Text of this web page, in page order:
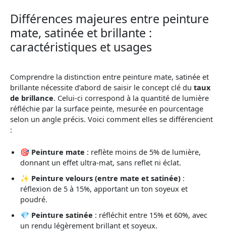
Différences majeures entre peinture
mate, satinée et brillante :
caractéristiques et usages
Comprendre la distinction entre peinture mate, satinée et
brillante nécessite d’abord de saisir le concept clé du taux
de brillance. Celui-ci correspond à la quantité de lumière
réfléchie par la surface peinte, mesurée en pourcentage
selon un angle précis. Voici comment elles se différencient
:
🎯 Peinture mate : reflète moins de 5% de lumière,
donnant un effet ultra-mat, sans reflet ni éclat.
✨ Peinture velours (entre mate et satinée) :
réflexion de 5 à 15%, apportant un ton soyeux et
poudré.
💎 Peinture satinée : réfléchit entre 15% et 60%, avec
un rendu légèrement brillant et soyeux.